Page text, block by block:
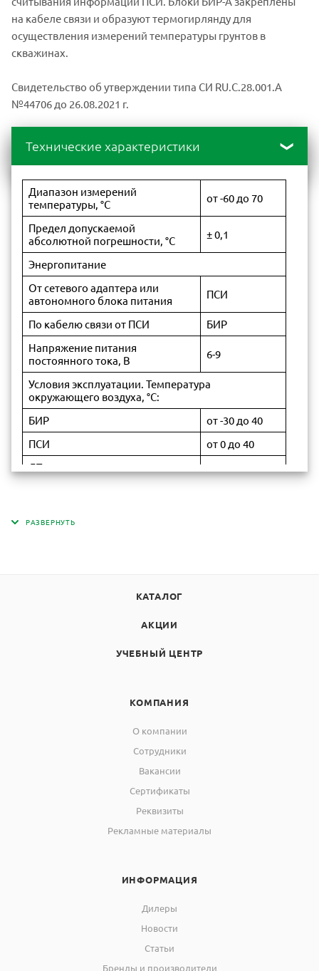
на кабеле связи и образуют термогирлянду для
осуществления измерений температуры грунтов в
скважинах.
Свидетельство об утверждении типа СИ RU.C.28.001.A
№44706 до 26.08.2021 г.
Технические характеристики
Диапазон измерений
температуры, °С
от -60 до 70
Предел допускаемой
абсолютной погрешности, °С
± 0,1
Энергопитание
От сетевого адаптера или
автономного блока питания
ПСИ
По кабелю связи от ПСИ
БИР
Напряжение питания
постоянного тока, В
6-9
Условия эксплуатации. Температура
окружающего воздуха, °С:
БИР
от -30 до 40
ПСИ
от 0 до 40
ДТ
КАТАЛОГ
АКЦИИ
УЧЕБНЫЙ ЦЕНТР
КОМПАНИЯ
О компании
Сотрудники
Вакансии
Сертификаты
Реквизиты
Рекламные материалы
ИНФОРМАЦИЯ
Дилеры
Новости
Статьи
Бренды и производители